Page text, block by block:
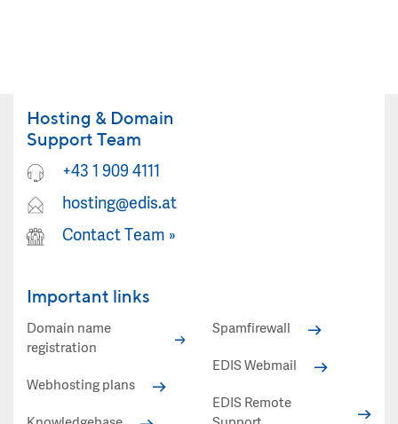
Hosting & Domain
Support Team
+43 1 909 4111
hosting@edis.at
Contact Team »
Important links
Domain name
registration
Webhosting plans
Spamfirewall
EDIS Webmail
EDIS Remote